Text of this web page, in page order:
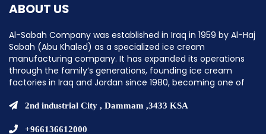
ABOUT US
Al-Sabah Company was established in Iraq in 1959 by Al-Haj
Sabah (Abu Khaled) as a specialized ice cream
manufacturing company. It has expanded its operations
through the family’s generations, founding ice cream
factories in Iraq and Jordan since 1980, becoming one of
factories in the Middle East.
2nd industrial City , Dammam ,3433 KSA
+966136612000